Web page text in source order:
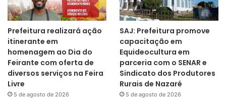
Prefeitura realizará ação
itinerante em
homenagem ao Dia do
Feirante com oferta de
diversos serviços na Feira
Livre
5 de agosto de 2026
SAJ: Prefeitura promove
capacitação em
Equideocultura em
parceria com o SENAR e
Sindicato dos Produtores
Rurais de Nazaré
5 de agosto de 2026